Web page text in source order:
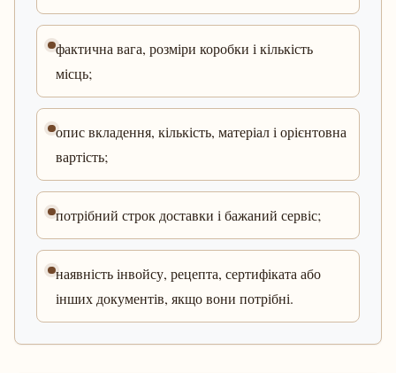
фактична вага, розміри коробки і кількість
місць;
опис вкладення, кількість, матеріал і орієнтовна
вартість;
потрібний строк доставки і бажаний сервіс;
наявність інвойсу, рецепта, сертифіката або
інших документів, якщо вони потрібні.